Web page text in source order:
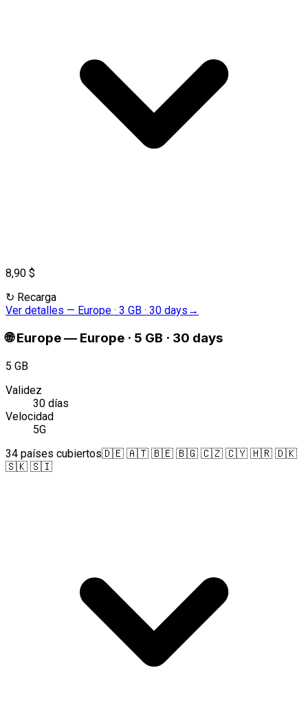
8,90 $
↻ Recarga
Ver detalles — Europe · 3 GB · 30 days →
🌐 Europe— Europe · 5 GB · 30 days
5 GB
Validez
30 días
Velocidad
5G
34 países cubiertos🇩🇪 🇦🇹 🇧🇪 🇧🇬 🇨🇿 🇨🇾 🇭🇷 🇩🇰
🇸🇰 🇸🇮